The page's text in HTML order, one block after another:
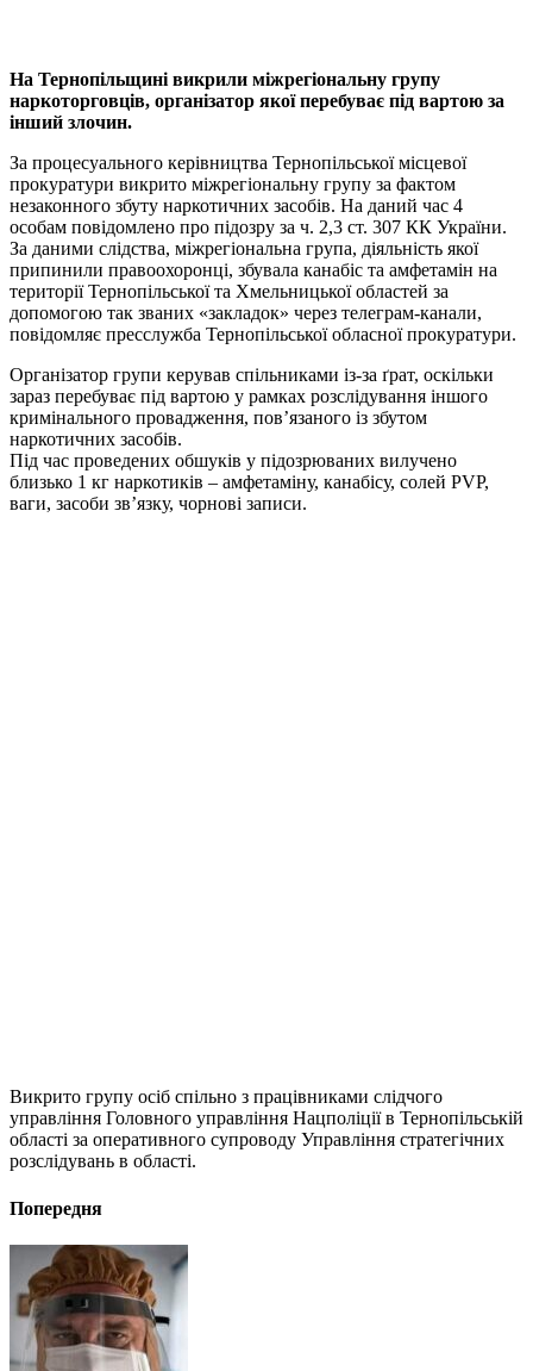
На Тернопільщині викрили міжрегіональну групу
наркоторговців, організатор якої перебуває під вартою за
інший злочин.
За процесуального керівництва Тернопільської місцевої
прокуратури викрито міжрегіональну групу за фактом
незаконного збуту наркотичних засобів. На даний час 4
особам повідомлено про підозру за ч. 2,3 ст. 307 КК України.
За даними слідства, міжрегіональна група, діяльність якої
припинили правоохоронці, збувала канабіс та амфетамін на
території Тернопільської та Хмельницької областей за
допомогою так званих «закладок» через телеграм-канали,
повідомляє пресслужба Тернопільської обласної прокуратури.
Організатор групи керував спільниками із-за ґрат, оскільки
зараз перебуває під вартою у рамках розслідування іншого
кримінального провадження, пов’язаного із збутом
наркотичних засобів.
Під час проведених обшуків у підозрюваних вилучено
близько 1 кг наркотиків – амфетаміну, канабісу, солей PVP,
ваги, засоби зв’язку, чорнові записи.
Викрито групу осіб спільно з працівниками слідчого
управління Головного управління Нацполіції в Тернопільській
області за оперативного супроводу Управління стратегічних
розслідувань в області.
Попередня